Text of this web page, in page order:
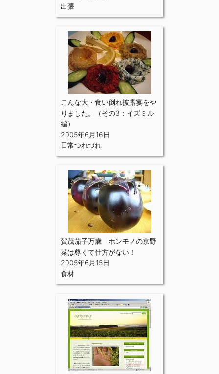
出張
こんな大・食い倒れ披露宴をや
りました。（その3：イズミル
編）
2005年6月16日
日常つれづれ
賀茂茄子万歳 ホンモノの京野
菜は尊くて仕方がない！
2005年6月15日
食材